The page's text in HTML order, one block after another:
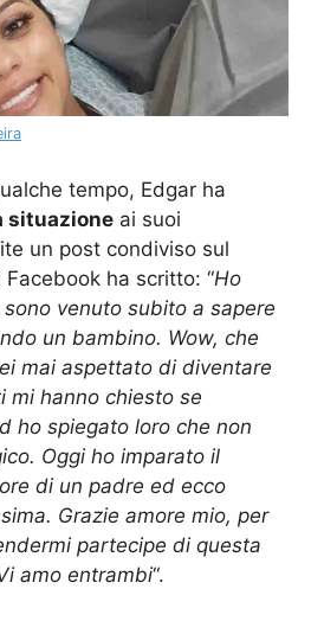
tempo, Edgar ha
situazione ai suoi
un post condiviso sul
ha scritto: “Ho
venuto subito a sapere
un bambino. Wow, che
mai aspettato di diventare
mi hanno chiesto se
ho spiegato loro che non
Oggi ho imparato il
di un padre ed ecco
Grazie amore mio, per
partecipe di questa
amo entrambi“.